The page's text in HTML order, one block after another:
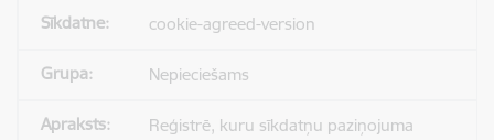
cookie-agreed-version
Nepieciešams
Reģistrē, kuru sīkdatņu paziņojuma